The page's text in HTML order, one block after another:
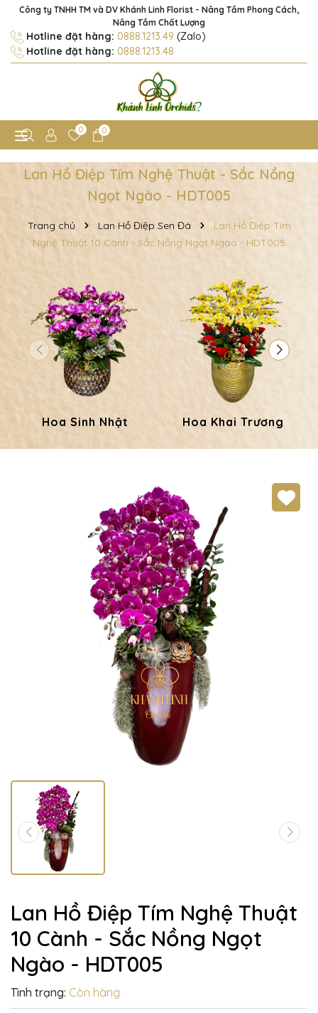
Công ty TNHH TM và DV Khánh Linh Florist - Nâng Tầm Phong Cách,
Nâng Tầm Chất Lượng
Hotline đặt hàng: 0888.1213.49 (Zalo)
Hotline đặt hàng: 0888.1213.48
0 0
Lan Hồ Điệp Tím Nghệ Thuật - Sắc Nồng
Ngọt Ngào - HDT005
Trang chủ Lan Hồ Điệp Sen Đá
Lan Hồ Điệp Tím
Nghệ Thuật 10 Cành - Sắc Nồng Ngọt Ngào - HDT005
Hoa Sinh Nhật Hoa Khai Trương
Lan Hồ Điệp Tím Nghệ Thuật
10 Cành - Sắc Nồng Ngọt
Ngào - HDT005
Tình trạng: Còn hàng